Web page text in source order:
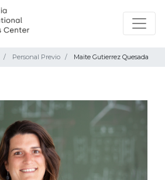
Personal Previo Maite Gutierrez Quesada